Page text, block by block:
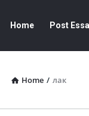
Essays
Navigation
Home Post
Home / лак